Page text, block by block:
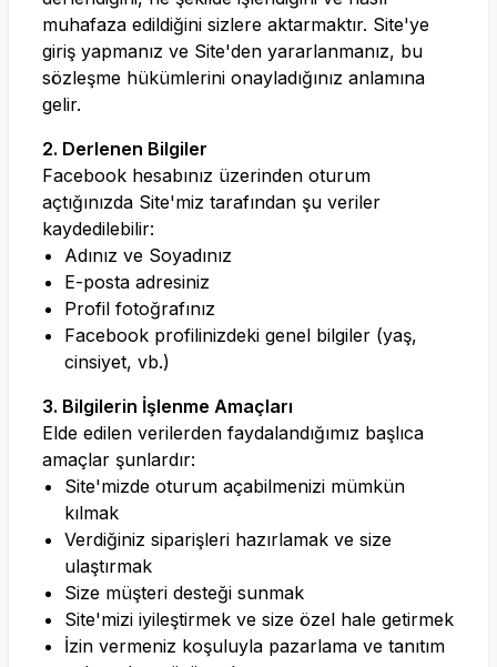
muhafaza edildiğini sizlere aktarmaktır. Site'ye
giriş yapmanız ve Site'den yararlanmanız, bu
sözleşme hükümlerini onayladığınız anlamına
gelir.
2. Derlenen Bilgiler
Facebook hesabınız üzerinden oturum
açtığınızda Site'miz tarafından şu veriler
kaydedilebilir:
Adınız ve Soyadınız
E-posta adresiniz
Profil fotoğrafınız
Facebook profilinizdeki genel bilgiler (yaş,
cinsiyet, vb.)
3. Bilgilerin İşlenme Amaçları
Elde edilen verilerden faydalandığımız başlıca
amaçlar şunlardır:
Site'mizde oturum açabilmenizi mümkün
kılmak
Verdiğiniz siparişleri hazırlamak ve size
ulaştırmak
Size müşteri desteği sunmak
Site'mizi iyileştirmek ve size özel hale getirmek
İzin vermeniz koşuluyla pazarlama ve tanıtım